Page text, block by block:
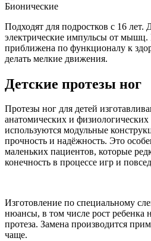
Бионические
Подходят для подростков с 16 лет.
электрические импульсы от
приближена по функционалу к
делать мелкие движения.
Детские протезы ног
Протезы ног для детей
анатомических и
используются модульные
прочность и надёжность. Это
маленьких пациентов, которые
конечность в процессе игр и
Изготовление по специальному
нюансы, в том числе рост ребенка
протеза. Замена производится
чаще.